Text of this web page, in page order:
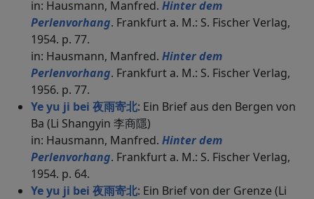
in: Hausmann, Manfred. Hinter dem
Perlenvorhang. Frankfurt a. M.: S. Fischer Verlag,
1954. p. 77.
in: Hausmann, Manfred. Hinter dem
Perlenvorhang. Frankfurt a. M.: S. Fischer Verlag,
1956. p. 77.
Ye yu ji bei 夜雨寄北: Ein Brief aus den Bergen von
Ba (Li Shangyin 李商隱)
in: Hausmann, Manfred. Hinter dem
Perlenvorhang. Frankfurt a. M.: S. Fischer Verlag,
1954. p. 64.
Ye yu ji bei 夜雨寄北: Ein Brief von der Grenze (Li